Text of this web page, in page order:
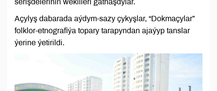
serişdeleriniň wekilleri gatnaşdylar.
Açylyş dabarada aýdym-sazy çykyşlar, “Dokmaçylar”
folklor-etnografiýa topary tarapyndan ajaýyp tanslar
ýerine ýetirildi.